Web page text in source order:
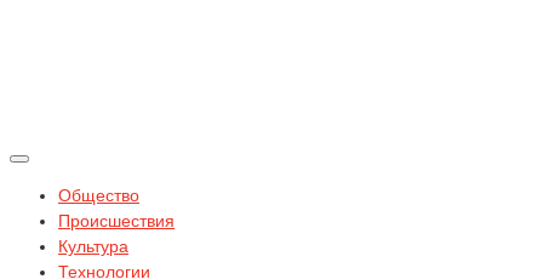
Общество
Происшествия
Культура
Технологии